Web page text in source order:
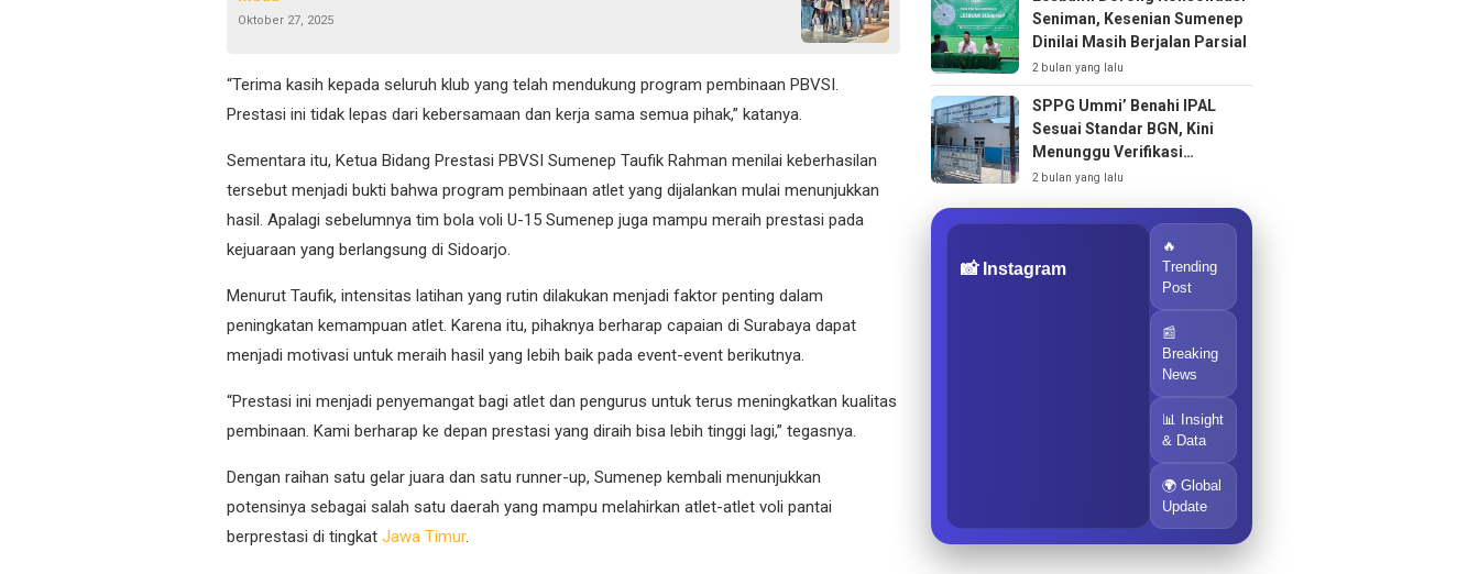
Oktober 27, 2025
“Terima kasih kepada seluruh klub yang telah mendukung program pembinaan PBVSI.
Prestasi ini tidak lepas dari kebersamaan dan kerja sama semua pihak,” katanya.
Sementara itu, Ketua Bidang Prestasi PBVSI Sumenep Taufik Rahman menilai keberhasilan
tersebut menjadi bukti bahwa program pembinaan atlet yang dijalankan mulai menunjukkan
hasil. Apalagi sebelumnya tim bola voli U-15 Sumenep juga mampu meraih prestasi pada
kejuaraan yang berlangsung di Sidoarjo.
Menurut Taufik, intensitas latihan yang rutin dilakukan menjadi faktor penting dalam
peningkatan kemampuan atlet. Karena itu, pihaknya berharap capaian di Surabaya dapat
menjadi motivasi untuk meraih hasil yang lebih baik pada event-event berikutnya.
“Prestasi ini menjadi penyemangat bagi atlet dan pengurus untuk terus meningkatkan kualitas
pembinaan. Kami berharap ke depan prestasi yang diraih bisa lebih tinggi lagi,” tegasnya.
Dengan raihan satu gelar juara dan satu runner-up, Sumenep kembali menunjukkan
potensinya sebagai salah satu daerah yang mampu melahirkan atlet-atlet voli pantai
berprestasi di tingkat Jawa Timur.
Seniman, Kesenian Sumenep
Dinilai Masih Berjalan Parsial
2 bulan yang lalu
SPPG Ummi’ Benahi IPAL
Sesuai Standar BGN, Kini
Menunggu Verifikasi
Operasional
2 bulan yang lalu
📸 Instagram
🔥
Trending
Post
📰
Breaking
News
📊 Insight
& Data
🌍 Global
Update